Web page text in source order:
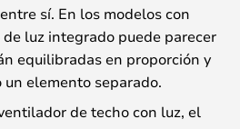
sí. En los modelos con
luz integrado puede parecer
equilibradas en proporción y
elemento separado.
de techo con luz, el